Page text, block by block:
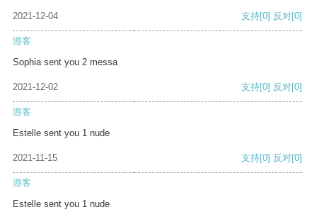
2021-12-04 支持[0] 反对[0]
游客
Sophia sent you 2 messa
2021-12-02 支持[0] 反对[0]
游客
Estelle sent you 1 nude
2021-11-15 支持[0] 反对[0]
游客
Estelle sent you 1 nude